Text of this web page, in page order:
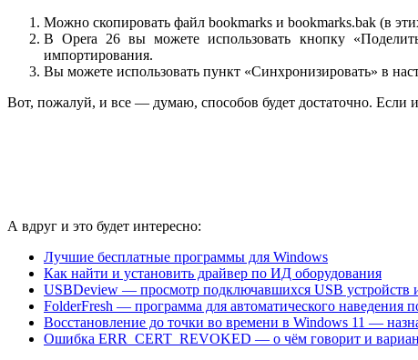
Можно скопировать файл bookmarks и bookmarks.bak (в
В Opera 26 вы можете использовать кнопку
импортирования.
Вы можете использовать пункт «Синхронизировать» в
Вот, пожалуй, и все — думаю, способов будет достаточно. Если
А вдруг и это будет интересно:
Лучшие бесплатные программы для Windows
Как найти и установить драйвер по ИД оборудования
USBDeview — просмотр подключавшихся USB устройств
FolderFresh — программа для автоматического наведения
Восстановление до точки во времени в Windows 11 —
Ошибка ERR_CERT_REVOKED — о чём говорит и